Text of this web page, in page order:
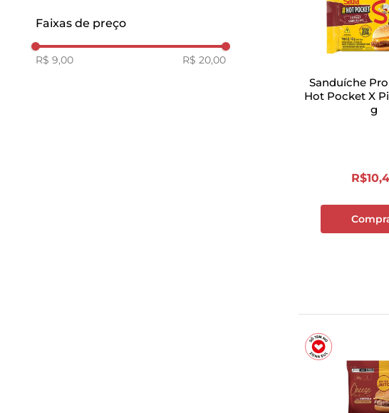
SEARA ALIMENTOS
Faixas de preço
R$ 9,00 R$ 20,00
Sanduíche
Hot Pocket X
g
R$10,